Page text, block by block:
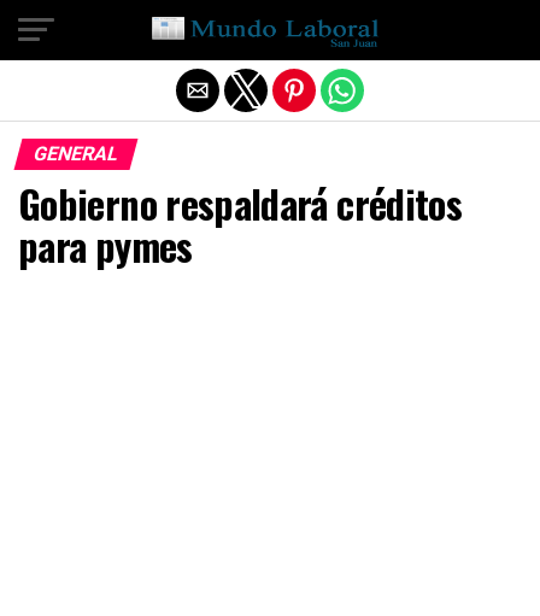
GENERAL
Gobierno respaldará créditos
para pymes
Salir de la versión móvil